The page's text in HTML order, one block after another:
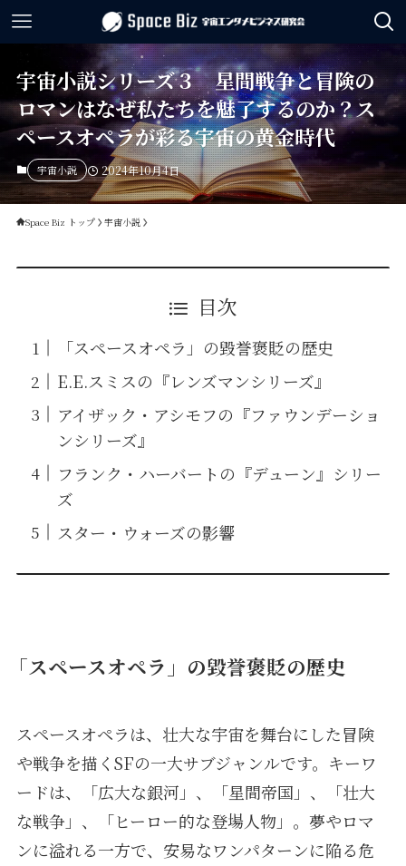
宇宙小説シリーズ３ 星間戦争と冒険の
ロマンはなぜ私たちを魅了するのか？ス
ペースオペラが彩る宇宙の黄金時代
宇宙小説 2024年10月4日
Space Biz トップ 宇宙小説
目次
「スペースオペラ」の毀誉褒貶の歴史
E.E.スミスの『レンズマンシリーズ』
アイザック・アシモフの『ファウンデーショ
ンシリーズ』
フランク・ハーバートの『デューン』シリー
ズ
スター・ウォーズの影響
「スペースオペラ」の毀誉褒貶の歴史
スペースオペラは、壮大な宇宙を舞台にした冒険
や戦争を描くSFの一大サブジャンルです。キーワ
ードは、「広大な銀河」、「星間帝国」、「壮大
な戦争」、「ヒーロー的な登場人物」。夢やロマ
ンに溢れる一方で、安易なワンパターンに陥る危